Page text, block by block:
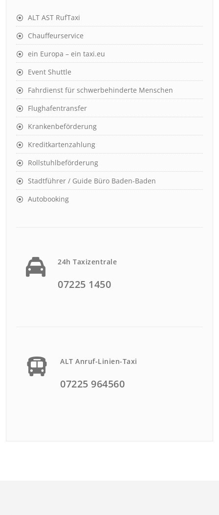
ALT AST RufTaxi
Chauffeurservice
ein Europa – ein taxi.eu
Event Shuttle
Fahrdienst für schwerbehinderte Menschen
Flughafentransfer
Krankenbeförderung
Kreditkartenzahlung
Rollstuhlbeförderung
Stadtführer / Guide Büro Baden-Baden
Autobooking
24h Taxizentrale
07225 1450
ALT Anruf-Linien-Taxi
07225 964560